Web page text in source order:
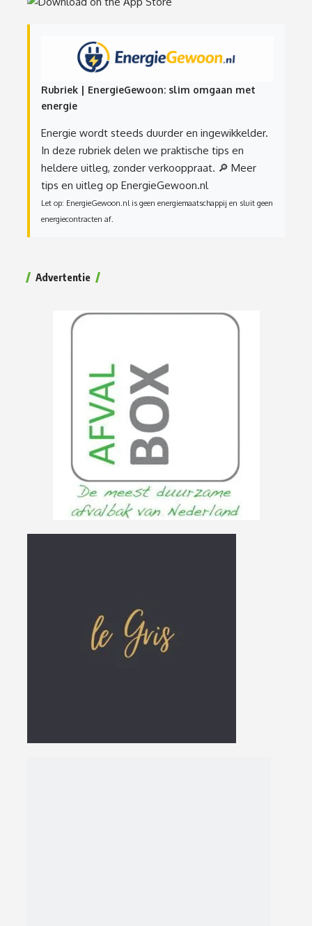
Rubriek | EnergieGewoon: slim omgaan met
energie
Energie wordt steeds duurder en ingewikkelder.
In deze rubriek delen we praktische tips en
heldere uitleg, zonder verkooppraat. 🔎 Meer
tips en uitleg op EnergieGewoon.nl
Let op: EnergieGewoon.nl is geen energiemaatschappij en sluit geen
energiecontracten af.
Advertentie